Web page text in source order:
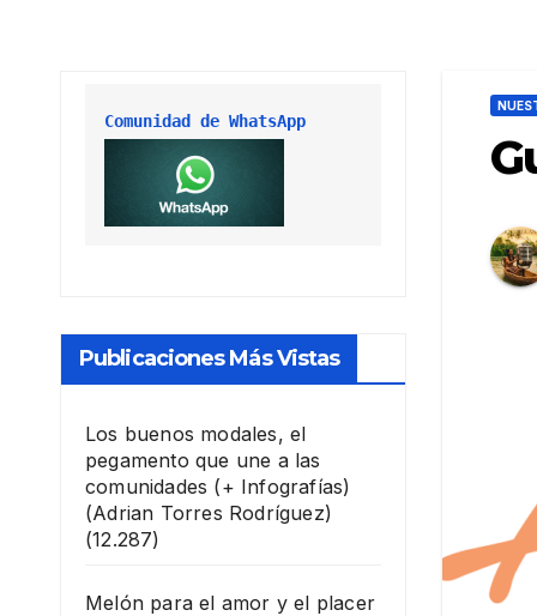
Comunidad de WhatsApp
Publicaciones Más Vistas
Los buenos modales, el
pegamento que une a las
comunidades (+ Infografías)
(Adrian Torres Rodríguez)
(12.287)
Melón para el amor y el placer